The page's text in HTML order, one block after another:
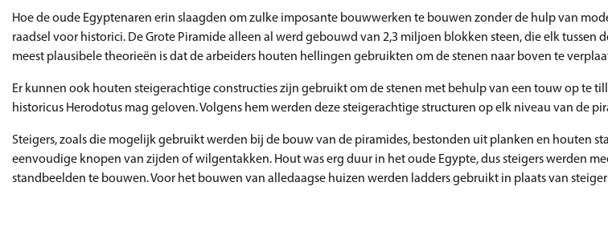
Hoe de oude Egyptenaren erin slaagden om zulke imposante bouwwerken te bouwen zonder de hulp van
raadsel voor historici. De Grote Piramide alleen al werd gebouwd van 2,3 miljoen blokken steen, die elk tussen
meest plausibele theorieën is dat de arbeiders houten hellingen gebruikten om de stenen naar boven te
Er kunnen ook houten steigerachtige constructies zijn gebruikt om de stenen met behulp van een touw op te
historicus Herodotus mag geloven. Volgens hem werden deze steigerachtige structuren op elk niveau van de
Steigers, zoals die mogelijk gebruikt werden bij de bouw van de piramides, bestonden uit planken en houten
eenvoudige knopen van zijden of wilgentakken. Hout was erg duur in het oude Egypte, dus steigers werden
standbeelden te bouwen. Voor het bouwen van alledaagse huizen werden ladders gebruikt in plaats van